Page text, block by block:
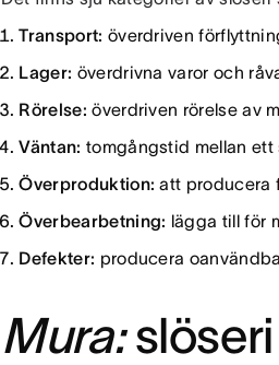
Transport: överdriven
Lager: överdrivna varor och
Rörelse: överdriven rörelse av
Väntan: tomgångstid mellan ett
Överproduktion: att producera
Överbearbetning: lägga till för
Defekter: producera
Mura: